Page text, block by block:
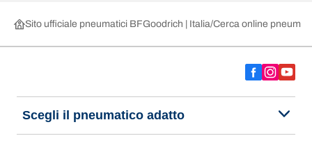
Sito ufficiale pneumatici BFGoodrich | Italia Cerca online
Scegli il pneumatico adatto